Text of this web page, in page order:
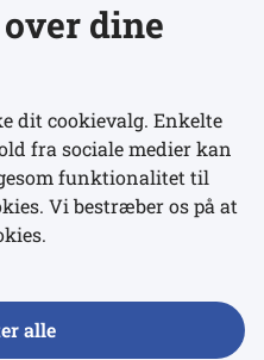
dine
dit cookievalg. Enkelte
fra sociale medier kan
funktionalitet til
Vi bestræber os på at
alle